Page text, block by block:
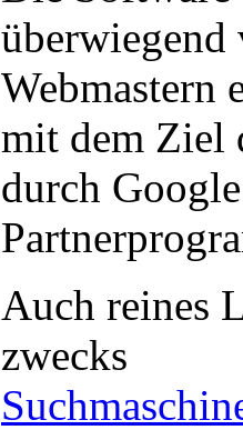
überwiegend
Webmastern
mit dem Ziel
durch
Auch reines
zwecks